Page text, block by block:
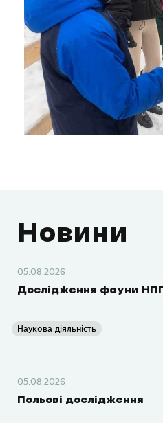
Новини
05.08.2026
Дослідження фауни
Наукова діяльність
05.08.2026
Польові дослідження